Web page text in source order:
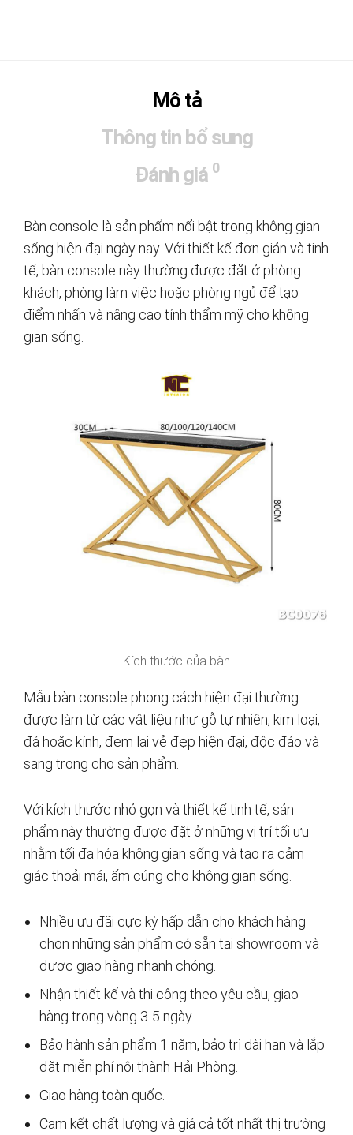
Mô tả
Thông tin bổ sung
Đánh giá 0
Bàn console là sản phẩm nổi bật trong không gian
sống hiện đại ngày nay. Với thiết kế đơn giản và tinh
tế, bàn console này thường được đặt ở phòng
khách, phòng làm việc hoặc phòng ngủ để tạo
điểm nhấn và nâng cao tính thẩm mỹ cho không
gian sống.
Kích thước của bàn
Mẫu bàn console phong cách hiện đại thường
được làm từ các vật liệu như gỗ tự nhiên, kim loại,
đá hoặc kính, đem lại vẻ đẹp hiện đại, độc đáo và
sang trọng cho sản phẩm.
Với kích thước nhỏ gọn và thiết kế tinh tế, sản
phẩm này thường được đặt ở những vị trí tối ưu
nhằm tối đa hóa không gian sống và tạo ra cảm
giác thoải mái, ấm cúng cho không gian sống.
Nhiều ưu đãi cực kỳ hấp dẫn cho khách hàng
chọn những sản phẩm có sẵn tại showroom và
được giao hàng nhanh chóng.
Nhận thiết kế và thi công theo yêu cầu, giao
hàng trong vòng 3-5 ngày.
Bảo hành sản phẩm 1 năm, bảo trì dài hạn và lắp
đặt miễn phí nội thành Hải Phòng.
Giao hàng toàn quốc.
Cam kết chất lượng và giá cả tốt nhất thị trường